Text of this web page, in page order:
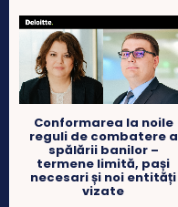
Conformarea la noile
reguli de combatere a
spălării banilor –
termene limită, pași
necesari și noi entități
vizate